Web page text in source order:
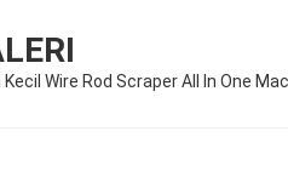
Wire Rod Scraper All In One